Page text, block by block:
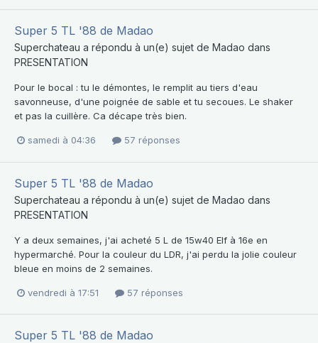
Super 5 TL '88 de Madao
Superchateau a répondu à un(e) sujet de Madao dans
PRESENTATION
Pour le bocal : tu le démontes, le remplit au tiers d'eau
savonneuse, d'une poignée de sable et tu secoues. Le shaker
et pas la cuillère. Ca décape très bien.
samedi à 04:36 57 réponses
Super 5 TL '88 de Madao
Superchateau a répondu à un(e) sujet de Madao dans
PRESENTATION
Y a deux semaines, j'ai acheté 5 L de 15w40 Elf à 16e en
hypermarché. Pour la couleur du LDR, j'ai perdu la jolie couleur
bleue en moins de 2 semaines.
vendredi à 17:51 57 réponses
Super 5 TL '88 de Madao